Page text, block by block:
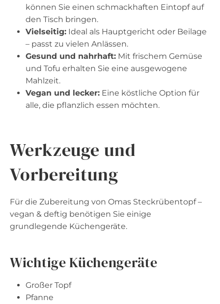
können Sie einen schmackhaften Eintopf auf
den Tisch bringen.
Vielseitig: Ideal als Hauptgericht oder Beilage
– passt zu vielen Anlässen.
Gesund und nahrhaft: Mit frischem Gemüse
und Tofu erhalten Sie eine ausgewogene
Mahlzeit.
Vegan und lecker: Eine köstliche Option für
alle, die pflanzlich essen möchten.
Werkzeuge und
Vorbereitung
Für die Zubereitung von Omas Steckrübentopf –
vegan & deftig benötigen Sie einige
grundlegende Küchengeräte.
Wichtige Küchengeräte
Großer Topf
Pfanne